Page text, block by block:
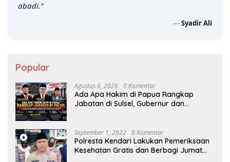
abadi."
—Syadir Ali
Popular
Agustus 6, 2026 0 Komentar
Ada Apa Hakim di Papua Rangkap
Jabatan di Sulsel, Gubernur dan
September 1, 2022 0 Komentar
Polresta Kendari Lakukan Pemeriksaan
Kesehatan Gratis dan Berbagi Jumat